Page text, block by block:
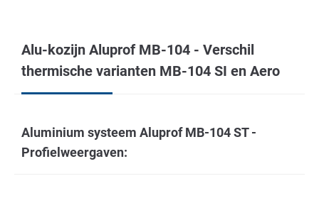
Alu-kozijn Aluprof MB-104 - Verschil
thermische varianten MB-104 SI en Aero
Aluminium systeem Aluprof MB-104 ST -
Profielweergaven: